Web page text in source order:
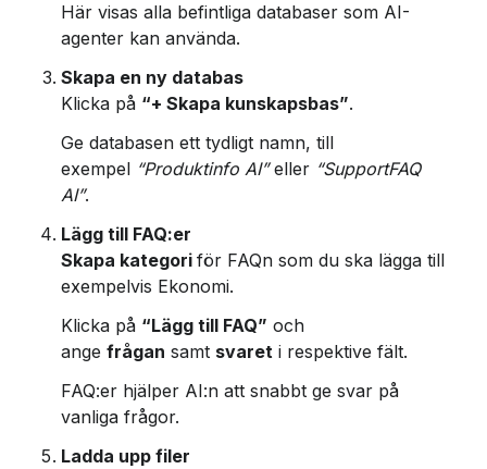
Här visas alla befintliga databaser som AI-
agenter kan använda.
Skapa en ny databas
Klicka på “+ Skapa kunskapsbas”.
Ge databasen ett tydligt namn, till
exempel “Produktinfo AI” eller “SupportFAQ
AI”.
Lägg till FAQ:er
Skapa kategori för FAQn som du ska lägga till
exempelvis Ekonomi.
Klicka på “Lägg till FAQ” och
ange frågan samt svaret i respektive fält.
FAQ:er hjälper AI:n att snabbt ge svar på
vanliga frågor.
Ladda upp filer